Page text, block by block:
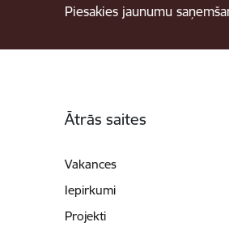
Piesakies jaunumu
Ātrās saites
Vakances
Iepirkumi
Projekti